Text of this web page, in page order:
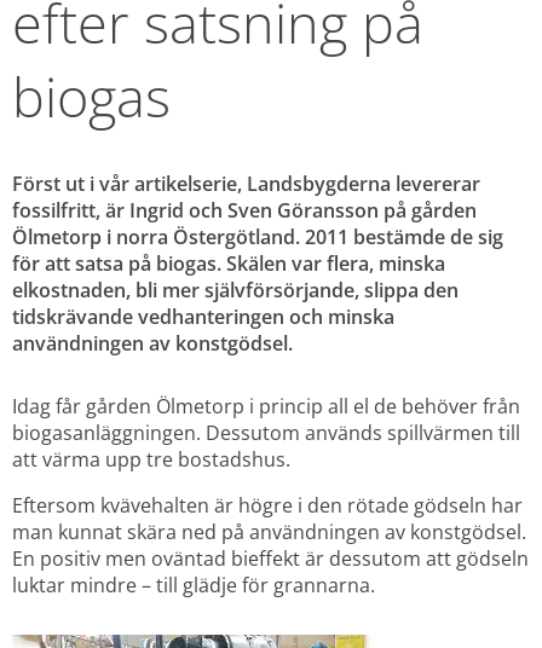
efter satsning på
biogas
Först ut i vår artikelserie, Landsbygderna levererar
fossilfritt, är Ingrid och Sven Göransson på gården
Ölmetorp i norra Östergötland. 2011 bestämde de sig
för att satsa på biogas. Skälen var flera, minska
elkostnaden, bli mer självförsörjande, slippa den
tidskrävande vedhanteringen och minska
användningen av konstgödsel.
Idag får gården Ölmetorp i princip all el de behöver från
biogasanläggningen. Dessutom används spillvärmen till
att värma upp tre bostadshus.
Eftersom kvävehalten är högre i den rötade gödseln har
man kunnat skära ned på användningen av konstgödsel.
En positiv men oväntad bieffekt är dessutom att gödseln
luktar mindre – till glädje för grannarna.